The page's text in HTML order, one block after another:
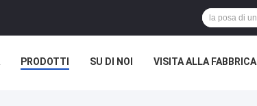
PRODOTTI SU DI NOI VISITA ALLA FABBRICA